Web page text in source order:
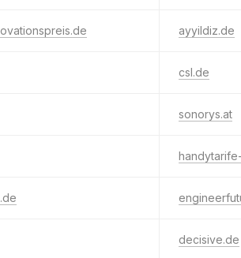
ayyildiz.de
csl.de
sonorys.at
decisive.de